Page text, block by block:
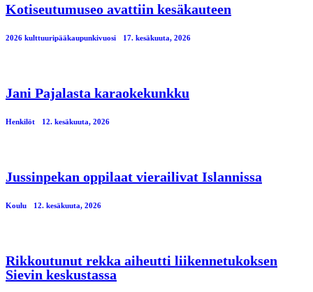
Kotiseutumuseo avattiin kesäkauteen
2026 kulttuuripääkaupunkivuosi 17. kesäkuuta, 2026
Jani Pajalasta karaokekunkku
Henkilöt 12. kesäkuuta, 2026
Jussinpekan oppilaat vierailivat Islannissa
Koulu 12. kesäkuuta, 2026
Rikkoutunut rekka aiheutti liikennetukoksen
Sievin keskustassa